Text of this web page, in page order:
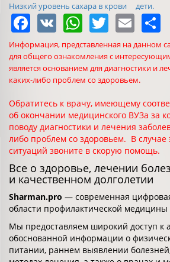
Низкий уровень сахара в крови
дети.
Facebook
VK Twitter
Информация, представленная на данном
для общего ознакомления с
является основанием для диагностики и
каких-либо проблем со здоровьем.
Обратитесь к врачу, имеющему
об окончании медицинского ВУЗа за
поводу диагностики и лечения
либо проблем со здоровьем. В случае
ситуаций звоните в скорую помощь.
Все о здоровье, лечении
и качественном долголетии
Sharman.pro — современная
области профилактической медицины
Мы предоставляем широкий доступ к
обоснованной информации о
питании, раннем выявлении